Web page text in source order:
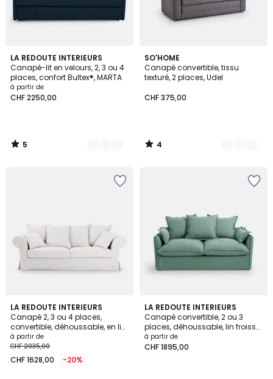
LA REDOUTE INTERIEURS
Canapé-lit en velours, 2, 3 ou 4
places, confort Bultex®, MARTA
à partir de
CHF 2250,00
5
/
5
7
Couleurs
5
/
SO'HOME
Canapé convertible, tissu
texturé, 2 places, Udel
CHF 375,00
4
/
5
3
Couleurs
4
/
LA REDOUTE INTERIEURS
Canapé 2, 3 ou 4 places,
convertible, déhoussable, en lin
épais, ADELIA
à partir de
CHF 2035,00
CHF 1628,00 -20%
2
Couleurs
LA REDOUTE INTERIEURS
Canapé convertible, 2 ou 3
places, déhoussable, lin froissé,
ODNA
à partir de
CHF 1895,00
2
/
5
8
Couleurs